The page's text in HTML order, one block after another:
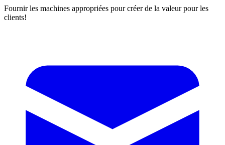
Fournir les machines appropriées pour créer de la valeur pour les
clients!